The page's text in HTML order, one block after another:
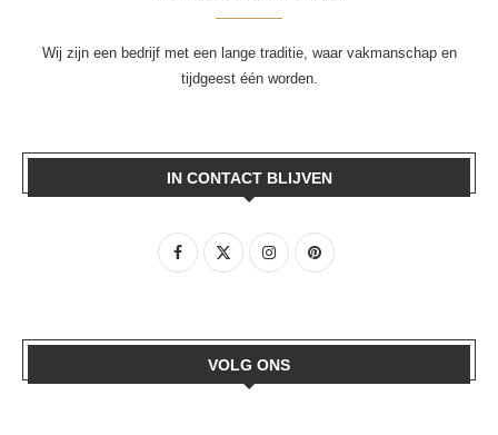
Wij zijn een bedrijf met een lange traditie, waar vakmanschap en
tijdgeest één worden.
IN CONTACT BLIJVEN
VOLG ONS